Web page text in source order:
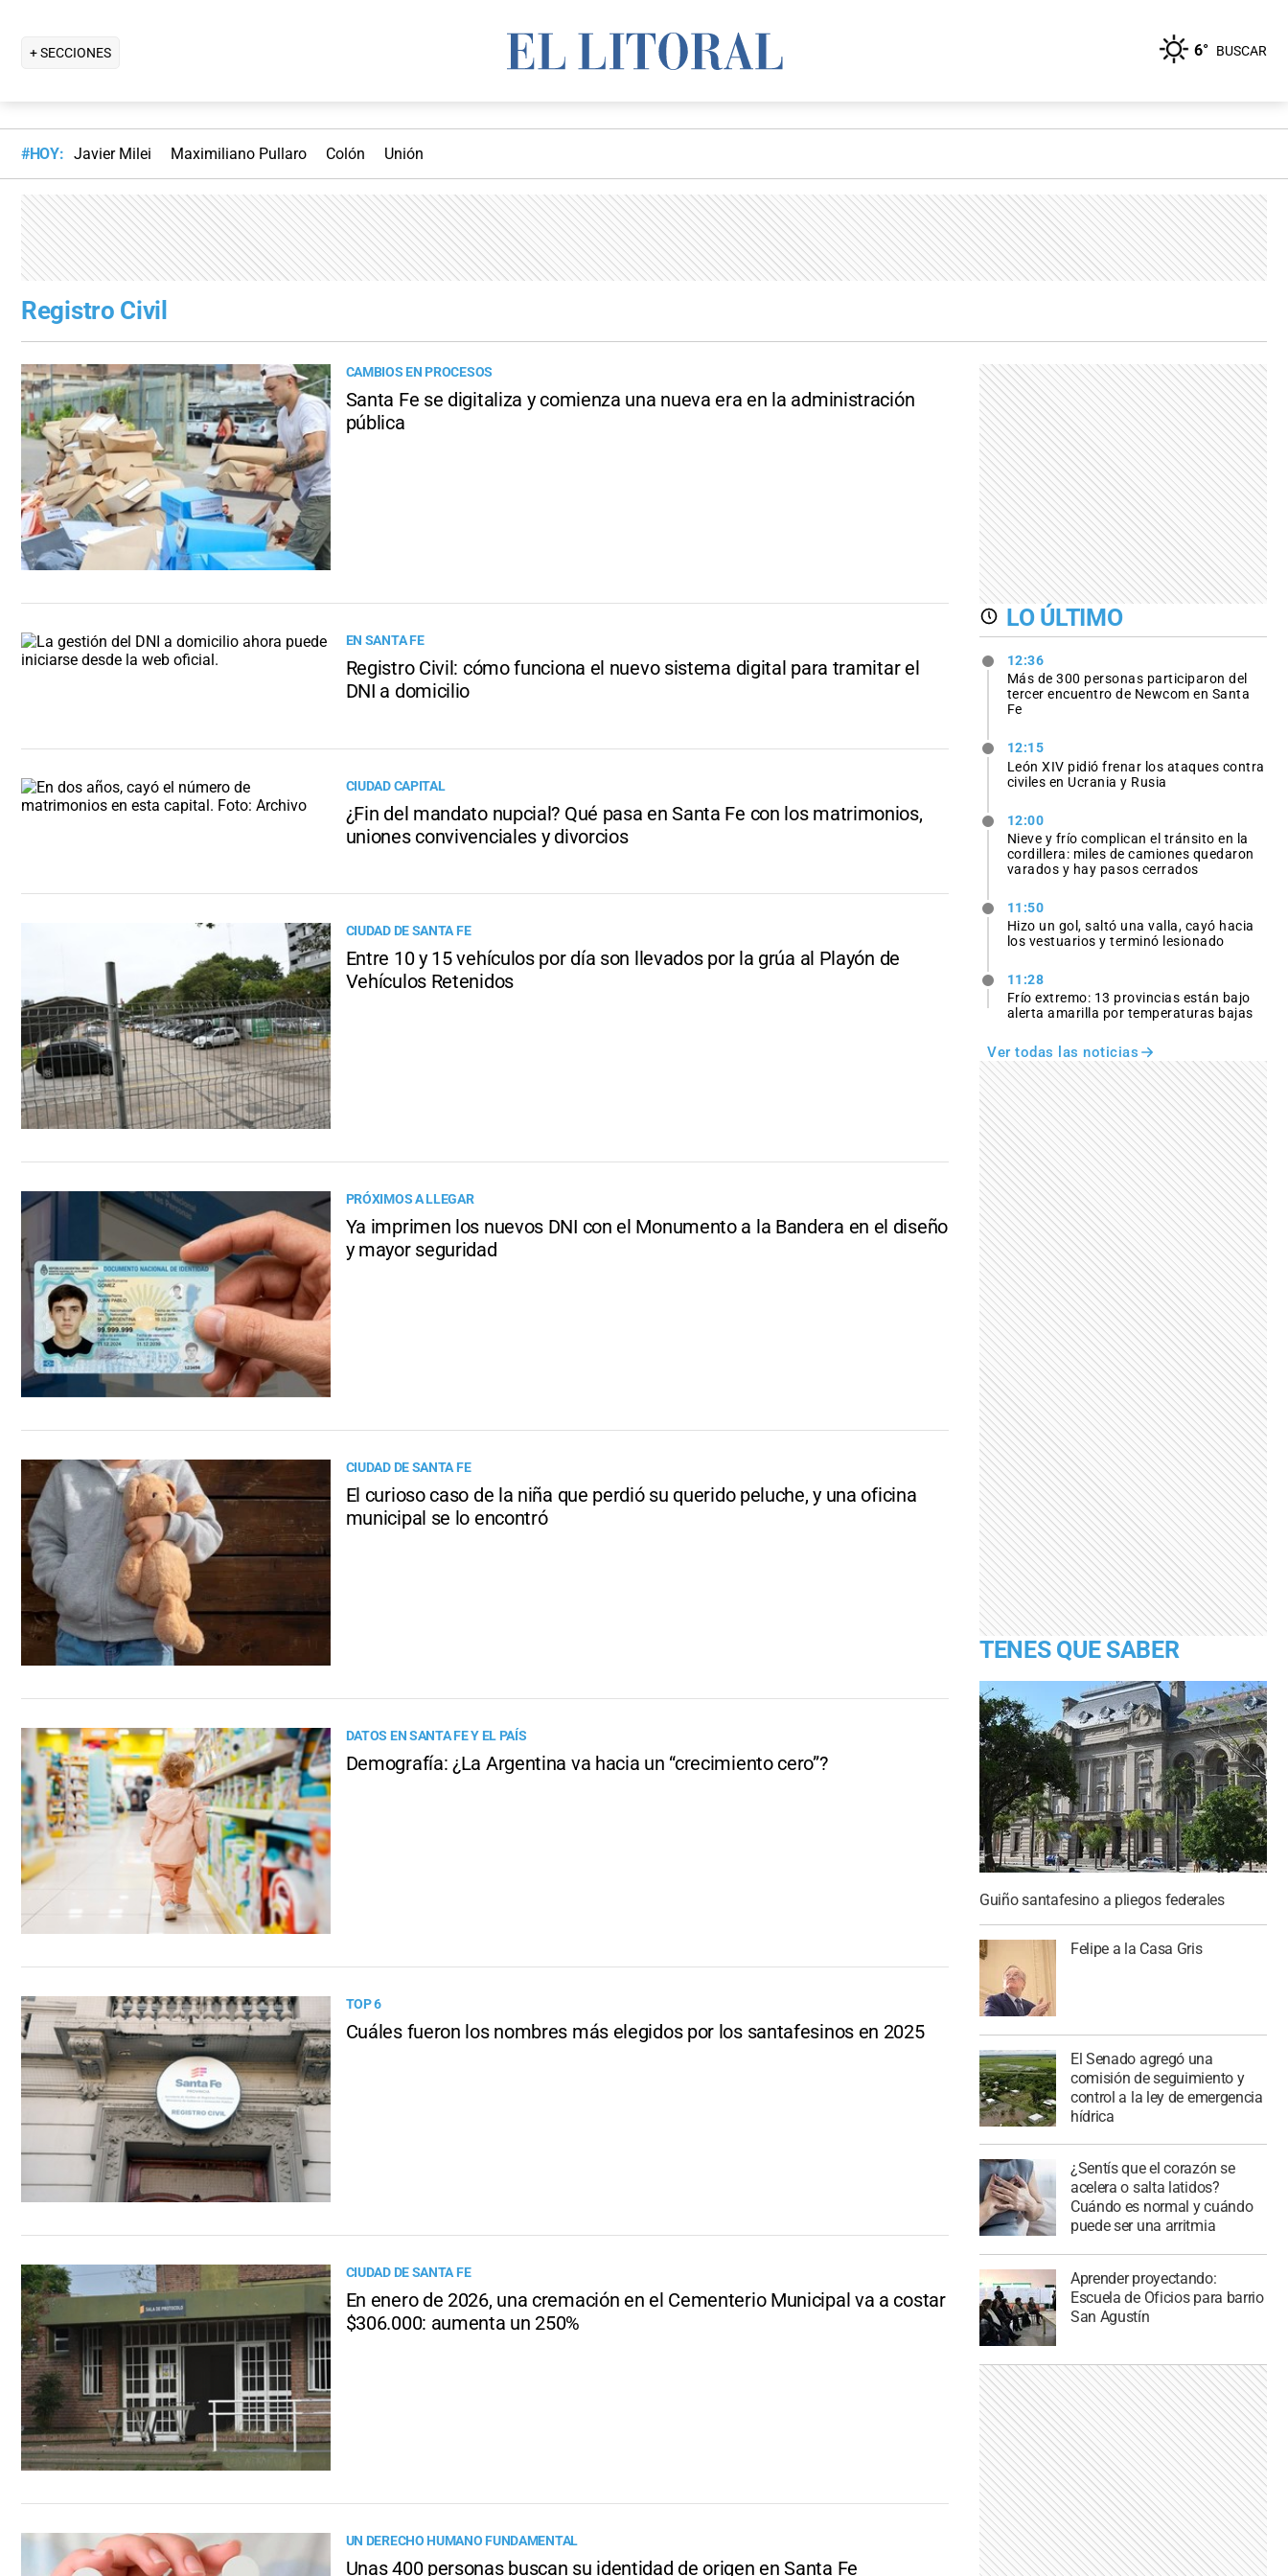
+ SECCIONES 6° BUSCAR
#HOY: Javier Milei Maximiliano Pullaro Colón Unión
Registro Civil
CAMBIOS EN PROCESOS
Santa Fe se digitaliza y comienza una nueva era en la administración
pública
EN SANTA FE
Registro Civil: cómo funciona el nuevo sistema digital para tramitar el
DNI a domicilio
CIUDAD CAPITAL
¿Fin del mandato nupcial? Qué pasa en Santa Fe con los matrimonios,
uniones convivenciales y divorcios
CIUDAD DE SANTA FE
Entre 10 y 15 vehículos por día son llevados por la grúa al Playón de
Vehículos Retenidos
PRÓXIMOS A LLEGAR
Ya imprimen los nuevos DNI con el Monumento a la Bandera en el diseño
y mayor seguridad
CIUDAD DE SANTA FE
El curioso caso de la niña que perdió su querido peluche, y una oficina
municipal se lo encontró
DATOS EN SANTA FE Y EL PAÍS
Demografía: ¿La Argentina va hacia un “crecimiento cero”?
TOP 6
Cuáles fueron los nombres más elegidos por los santafesinos en 2025
CIUDAD DE SANTA FE
En enero de 2026, una cremación en el Cementerio Municipal va a costar
$306.000: aumenta un 250%
UN DERECHO HUMANO FUNDAMENTAL
Unas 400 personas buscan su identidad de origen en Santa Fe
LO ÚLTIMO
12:36
Más de 300 personas participaron del
tercer encuentro de Newcom en Santa
Fe
12:15
León XIV pidió frenar los ataques contra
civiles en Ucrania y Rusia
12:00
Nieve y frío complican el tránsito en la
cordillera: miles de camiones quedaron
varados y hay pasos cerrados
11:50
Hizo un gol, saltó una valla, cayó hacia
los vestuarios y terminó lesionado
11:28
Frío extremo: 13 provincias están bajo
alerta amarilla por temperaturas bajas
Ver todas las noticias
TENES QUE SABER
Guiño santafesino a pliegos federales
Felipe a la Casa Gris
El Senado agregó una
comisión de seguimiento y
control a la ley de emergencia
hídrica
¿Sentís que el corazón se
acelera o salta latidos?
Cuándo es normal y cuándo
puede ser una arritmia
Aprender proyectando:
Escuela de Oficios para barrio
San Agustín